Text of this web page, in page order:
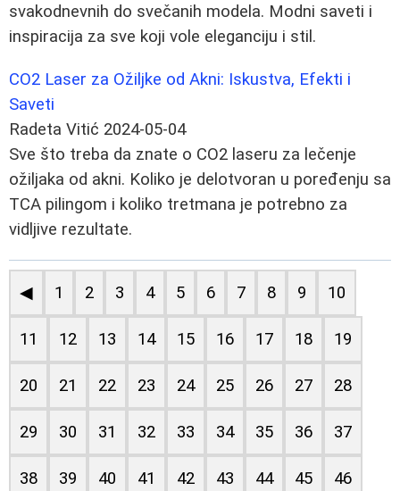
svakodnevnih do svečanih modela. Modni saveti i
inspiracija za sve koji vole eleganciju i stil.
CO2 Laser za Ožiljke od Akni: Iskustva, Efekti i
Saveti
Radeta Vitić 2024-05-04
Sve što treba da znate o CO2 laseru za lečenje
ožiljaka od akni. Koliko je delotvoran u poređenju sa
TCA pilingom i koliko tretmana je potrebno za
vidljive rezultate.
◀ 1 2 3 4 5 6 7 8 9 10
11 12 13 14 15 16 17 18 19
20 21 22 23 24 25 26 27 28
29 30 31 32 33 34 35 36 37
38 39 40 41 42 43 44 45 46